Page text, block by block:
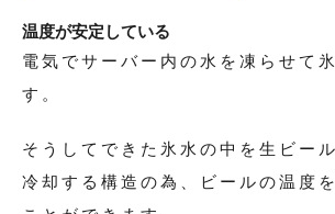
温度が安定している
電気でサーバー内の水を凍らせて
す。
そうしてできた氷水の中を生ビー
冷却する構造の為、ビールの温度